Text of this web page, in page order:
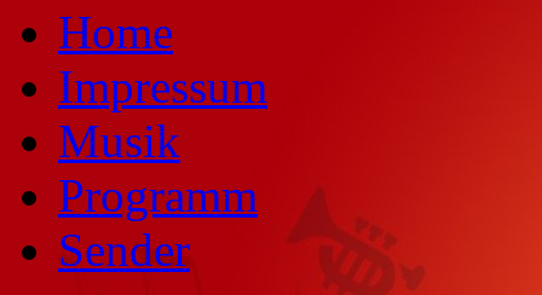
Home
Impressum
Musik
Programm
Sender